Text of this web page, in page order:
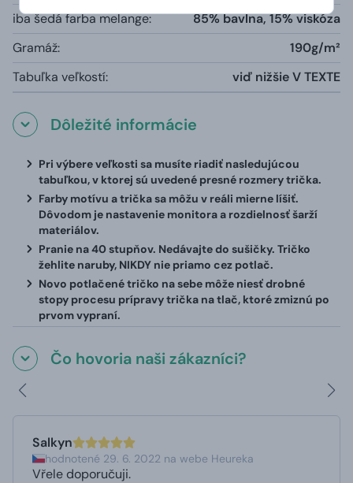
iba šedá farba melange:
85% bavlna, 15% viskóza
Gramáž:
190g/m²
Tabuľka veľkostí:
viď nižšie V TEXTE
Dôležité informácie
Pri výbere veľkosti sa musíte riadiť nasledujúcou
tabuľkou, v ktorej sú uvedené presné rozmery trička.
Farby motívu a trička sa môžu v reáli mierne líšiť.
Dôvodom je nastavenie monitora a rozdielnosť šarží
materiálov.
Pranie na 40 stupňov. Nedávajte do sušičky. Tričko
žehlite naruby, NIKDY nie priamo cez potlač.
Novo potlačené tričko na sebe môže niesť drobné
stopy procesu prípravy trička na tlač, ktoré zmiznú po
prvom vypraní.
Čo hovoria naši zákazníci?
Salkyn
hodnotené 29. 6. 2022 na webe Heureka
Vřele doporučuji.